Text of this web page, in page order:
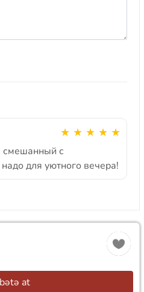
★ ★ ★ ★ ★
смешанный с
для уютного вечера!
at